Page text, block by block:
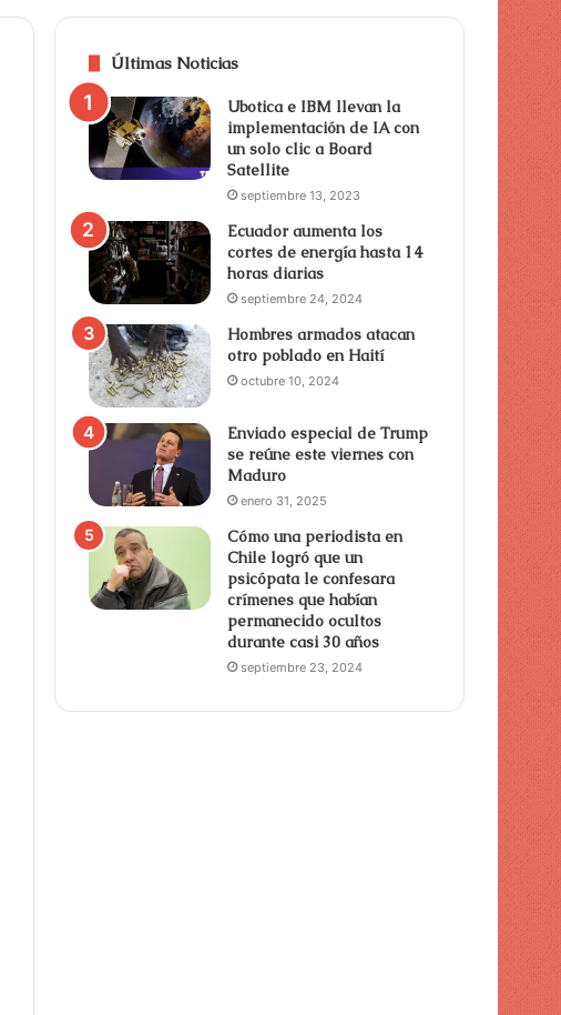
Últimas Noticias
Ubotica e IBM llevan la
implementación de IA con
un solo clic a Board
Satellite
septiembre 13, 2023
Ecuador aumenta los
cortes de energía hasta 14
horas diarias
septiembre 24, 2024
Hombres armados atacan
otro poblado en Haití
octubre 10, 2024
Enviado especial de Trump
se reúne este viernes con
Maduro
enero 31, 2025
Cómo una periodista en
Chile logró que un
psicópata le confesara
crímenes que habían
permanecido ocultos
durante casi 30 años
septiembre 23, 2024